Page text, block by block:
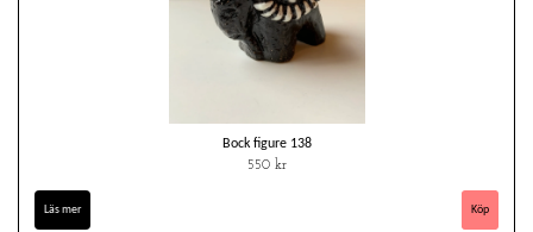
Bock figure 138
550 kr
Läs mer